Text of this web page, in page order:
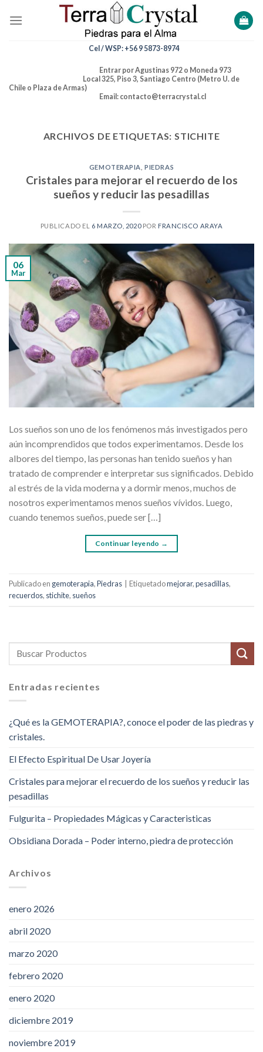
Cel / WSP: +56 9 5873-8974
Entrar por Agustinas 972 o Moneda 973
Local 325, Piso 3, Santiago Centro (Metro U. de
Chile o Plaza de Armas)
Email: contacto@terracrystal.cl
ARCHIVOS DE ETIQUETAS: STICHITE
GEMOTERAPIA ,PIEDRAS
Cristales para mejorar el recuerdo de los
sueños y reducir las pesadillas
PUBLICADO EL 6 MARZO, 2020POR FRANCISCO ARAYA
06
Mar
Los sueños son uno de los fenómenos más investigados pero
aún incomprendidos que todos experimentamos. Desde los
albores del tiempo, las personas han tenido sueños y han
tratado de comprender e interpretar sus significados. Debido
al estrés de la vida moderna y a dormir menos, muchos de
nosotros experimentamos menos sueños vívidos. Luego,
cuando tenemos sueños, puede ser […]
Continuar leyendo →
Publicado en gemoterapia,Piedras Etiquetadomejorar,pesadillas,
recuerdos, stichite, sueños
Entradas recientes
¿Qué es la GEMOTERAPIA?, conoce el poder de las piedras y
cristales.
El Efecto Espiritual De Usar Joyería
Cristales para mejorar el recuerdo de los sueños y reducir las
pesadillas
Fulgurita – Propiedades Mágicas y Caracteristicas
Obsidiana Dorada – Poder interno, piedra de protección
Archivos
enero 2026
abril 2020
marzo 2020
febrero 2020
enero 2020
diciembre 2019
noviembre 2019